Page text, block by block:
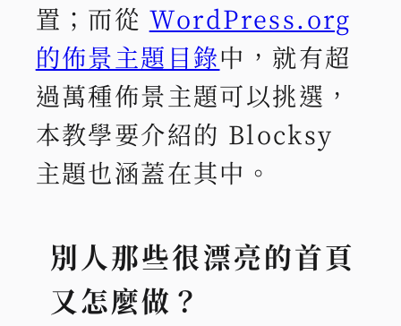
置；而從 WordPress.org
的佈景主題目錄中，就有超
過萬種佈景主題可以挑選，
本教學要介紹的 Blocksy
主題也涵蓋在其中。
別人那些很漂亮的首頁
又怎麼做？